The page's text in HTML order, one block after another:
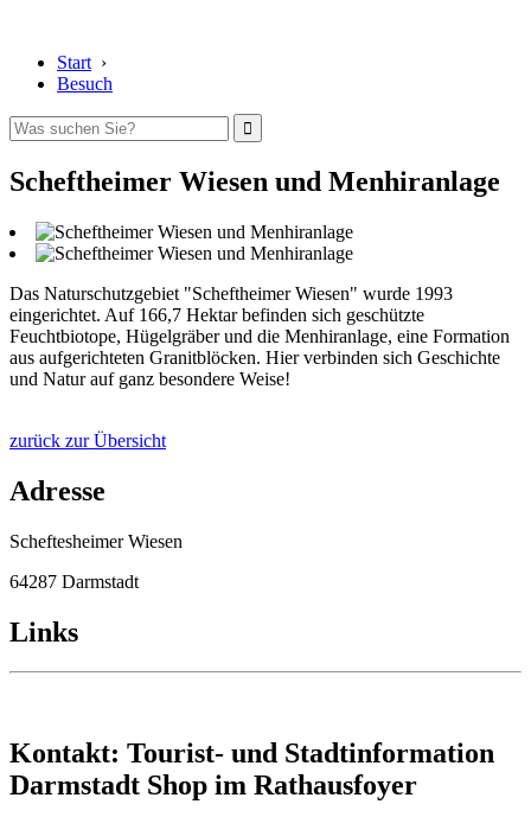
Start ›
Besuch
Scheftheimer Wiesen und Menhiranlage
Das Naturschutzgebiet "Scheftheimer Wiesen" wurde 1993
eingerichtet. Auf 166,7 Hektar befinden sich geschützte
Feuchtbiotope, Hügelgräber und die Menhiranlage, eine Formation
aus aufgerichteten Granitblöcken. Hier verbinden sich Geschichte
und Natur auf ganz besondere Weise!
zurück zur Übersicht
Adresse
Scheftesheimer Wiesen
64287 Darmstadt
Links
Kontakt: Tourist- und Stadtinformation
Darmstadt Shop im Rathausfoyer